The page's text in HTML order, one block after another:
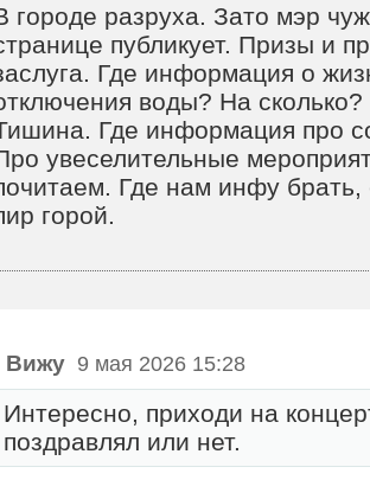
городе разруха. Зато мэр
публикует. Призы и
Где информация о
воды? На
Где информация про
увеселительные
Где нам инфу
горой.
Вижу 9 мая 2026 15:28
Интересно, приходи на
поздравлял или нет.